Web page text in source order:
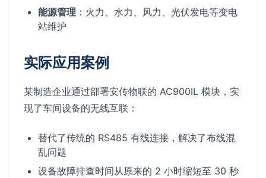
能源管理 ：火力、水力、风力、光伏发电等变电
站维护
实际应用案例
某制造企业通过部署安传物联的 AC900IL 模块，实
现了车间设备的无线互联：
替代了传统的 RS485 有线连接，解决了布线混
乱问题
设备故障排查时间从原来的 2 小时缩短至 30 秒